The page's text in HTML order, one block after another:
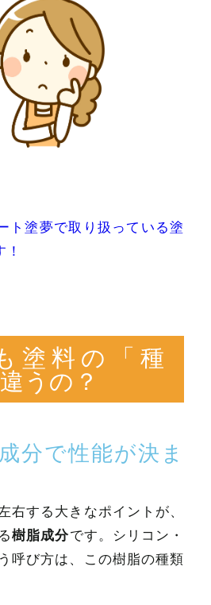
ト塗夢で取り扱っている塗
塗料の「種
うの？
分で性能が決ま
右する大きなポイントが、
樹脂成分です。シリコン・
呼び方は、この樹脂の種類